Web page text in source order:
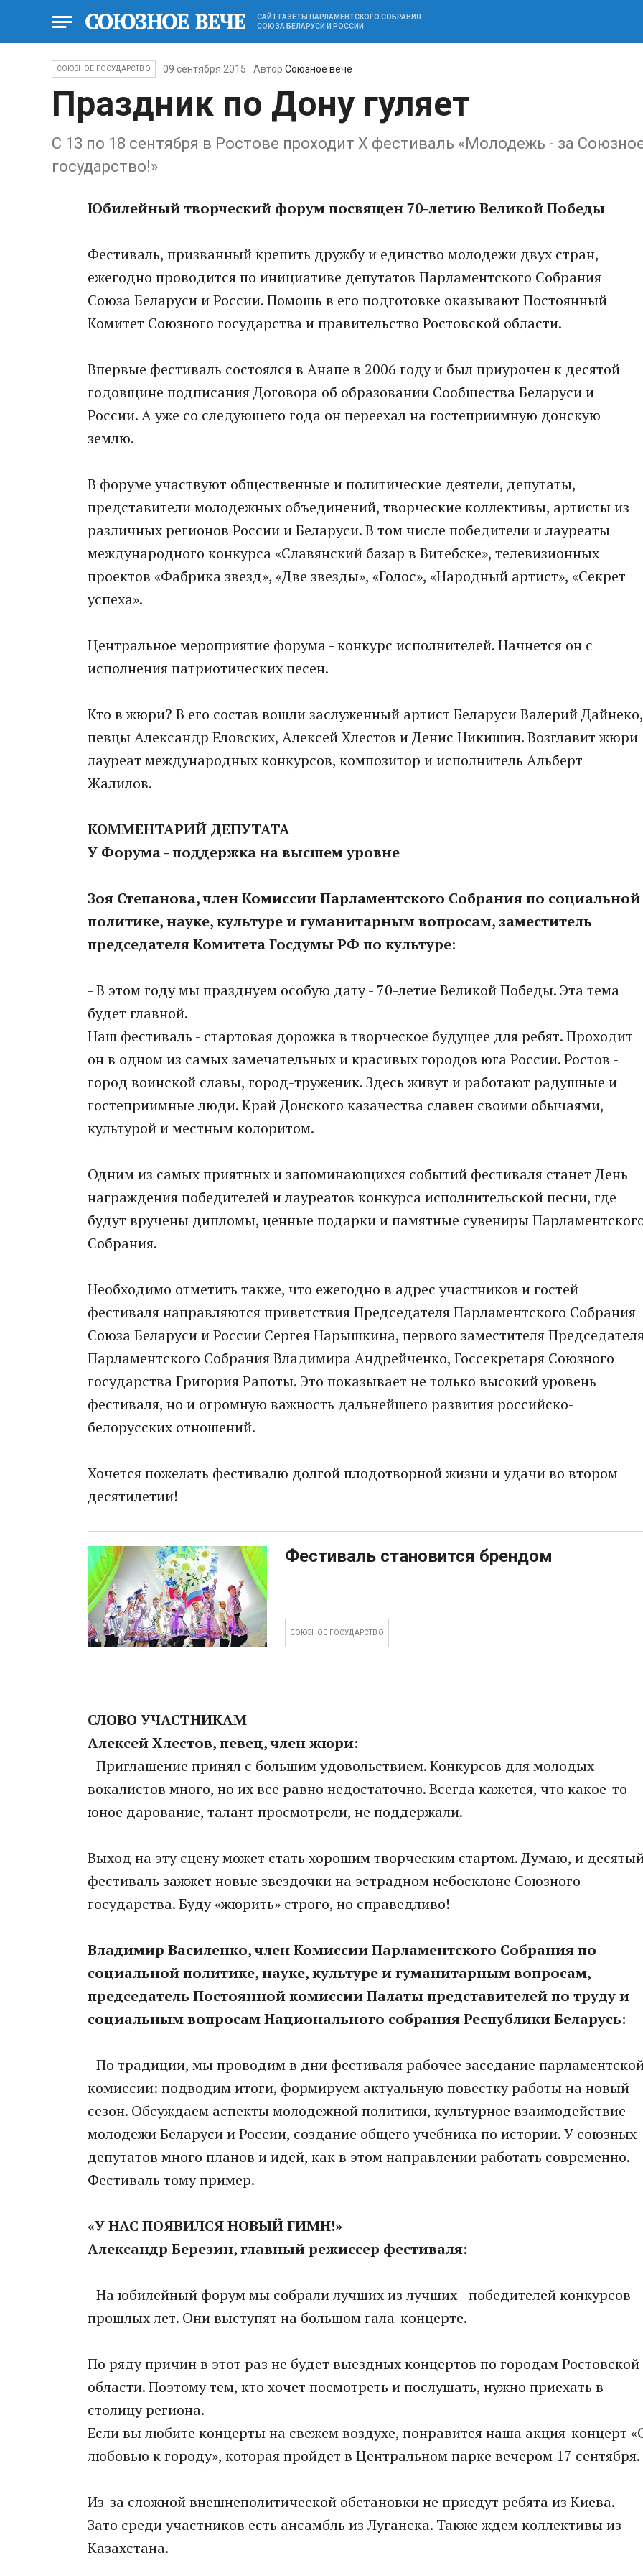
САЙТ ГАЗЕТЫ ПАРЛАМЕНТСКОГО СОБРАНИЯ
СОЮЗА БЕЛАРУСИ И РОССИИ
СОЮЗНОЕ ГОСУДАРСТВО 09 сентября 2015 Автор Союзное вече
Праздник по Дону гуляет
С 13 по 18 сентября в Ростове проходит X фестиваль «Молодежь - за
государство!»
Юбилейный творческий форум посвящен 70-летию Великой Победы
Фестиваль, призванный крепить дружбу и единство молодежи двух стран,
ежегодно проводится по инициативе депутатов Парламентского Собрания
Союза Беларуси и России. Помощь в его подготовке оказывают Постоянный
Комитет Союзного государства и правительство Ростовской области.
Впервые фестиваль состоялся в Анапе в 2006 году и был приурочен к десятой
годовщине подписания Договора об образовании Сообщества Беларуси и
России. А уже со следующего года он переехал на гостеприимную донскую
землю.
В форуме участвуют общественные и политические деятели, депутаты,
представители молодежных объединений, творческие коллективы, артисты из
различных регионов России и Беларуси. В том числе победители и лауреаты
международного конкурса «Славянский базар в Витебске», телевизионных
проектов «Фабрика звезд», «Две звезды», «Голос», «Народный артист», «Секрет
успеха».
Центральное мероприятие форума - конкурс исполнителей. Начнется он с
исполнения патриотических песен.
Кто в жюри? В его состав вошли заслуженный артист Беларуси Валерий Дайнеко,
певцы Александр Еловских, Алексей Хлестов и Денис Никишин. Возглавит жюри
лауреат международных конкурсов, композитор и исполнитель Альберт
Жалилов.
КОММЕНТАРИЙ ДЕПУТАТА
У Форума - поддержка на высшем уровне
Зоя Степанова, член Комиссии Парламентского Собрания по социальной
политике, науке, культуре и гуманитарным вопросам, заместитель
председателя Комитета Госдумы РФ по культуре:
- В этом году мы празднуем особую дату - 70-летие Великой Победы. Эта тема
будет главной.
Наш фестиваль - стартовая дорожка в творческое будущее для ребят. Проходит
он в одном из самых замечательных и красивых городов юга России. Ростов -
город воинской славы, город-труженик. Здесь живут и работают радушные и
гостеприимные люди. Край Донского казачества славен своими обычаями,
культурой и местным колоритом.
Одним из самых приятных и запоминающихся событий фестиваля станет День
награждения победителей и лауреатов конкурса исполнительской песни, где
будут вручены дипломы, ценные подарки и памятные сувениры
Собрания.
Необходимо отметить также, что ежегодно в адрес участников и гостей
фестиваля направляются приветствия Председателя Парламентского Собрания
Союза Беларуси и России Сергея Нарышкина, первого заместителя
Парламентского Собрания Владимира Андрейченко, Госсекретаря Союзного
государства Григория Рапоты. Это показывает не только высокий уровень
фестиваля, но и огромную важность дальнейшего развития российско-
белорусских отношений.
Хочется пожелать фестивалю долгой плодотворной жизни и удачи во втором
десятилетии!
Фестиваль становится брендом
СОЮЗНОЕ ГОСУДАРСТВО
СЛОВО УЧАСТНИКАМ
Алексей Хлестов, певец, член жюри:
- Приглашение принял с большим удовольствием. Конкурсов для молодых
вокалистов много, но их все равно недостаточно. Всегда кажется, что какое-то
юное дарование, талант просмотрели, не поддержали.
Выход на эту сцену может стать хорошим творческим стартом. Думаю, и
фестиваль зажжет новые звездочки на эстрадном небосклоне Союзного
государства. Буду «жюрить» строго, но справедливо!
Владимир Василенко, член Комиссии Парламентского Собрания по
социальной политике, науке, культуре и гуманитарным вопросам,
председатель Постоянной комиссии Палаты представителей по труду и
социальным вопросам Национального собрания Республики Беларусь:
- По традиции, мы проводим в дни фестиваля рабочее заседание
комиссии: подводим итоги, формируем актуальную повестку работы на новый
сезон. Обсуждаем аспекты молодежной политики, культурное взаимодействие
молодежи Беларуси и России, создание общего учебника по истории. У союзных
депутатов много планов и идей, как в этом направлении работать современно.
Фестиваль тому пример.
«У НАС ПОЯВИЛСЯ НОВЫЙ ГИМН!»
Александр Березин, главный режиссер фестиваля:
- На юбилейный форум мы собрали лучших из лучших - победителей конкурсов
прошлых лет. Они выступят на большом гала-концерте.
По ряду причин в этот раз не будет выездных концертов по городам Ростовской
области. Поэтому тем, кто хочет посмотреть и послушать, нужно приехать в
столицу региона.
Если вы любите концерты на свежем воздухе, понравится наша акция-концерт
любовью к городу», которая пройдет в Центральном парке вечером 17 сентября.
Из-за сложной внешнеполитической обстановки не приедут ребята из Киева.
Зато среди участников есть ансамбль из Луганска. Также ждем коллективы из
Казахстана.